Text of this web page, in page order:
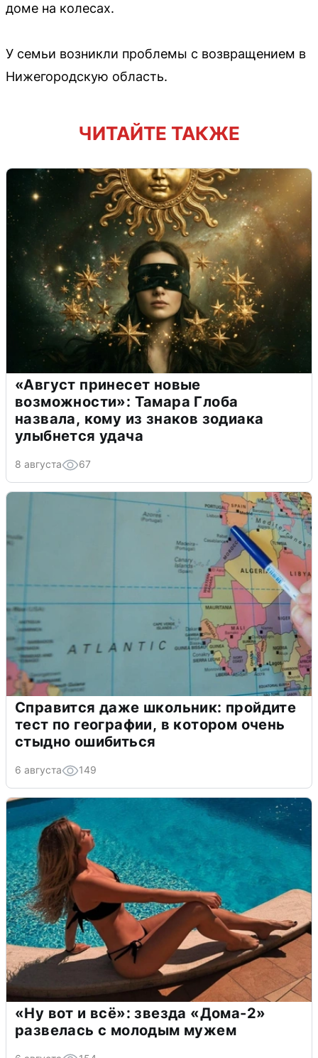
доме на колесах.
У семьи возникли проблемы с возвращением в
Нижегородскую область.
ЧИТАЙТЕ ТАКЖЕ
«Август принесет новые
возможности»: Тамара Глоба
назвала, кому из знаков зодиака
улыбнется удача
8 августа 67
Справится даже школьник: пройдите
тест по географии, в котором очень
стыдно ошибиться
6 августа 149
«Ну вот и всё»: звезда «Дома-2»
развелась с молодым мужем